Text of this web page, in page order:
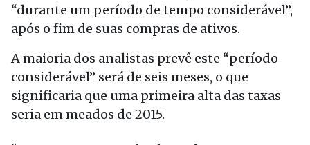
“durante um período de tempo considerável”,
após o fim de suas compras de ativos.
A maioria dos analistas prevê este “período
considerável” será de seis meses, o que
significaria que uma primeira alta das taxas
seria em meados de 2015.